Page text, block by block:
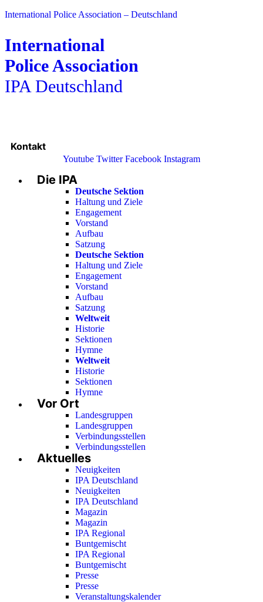
International Police Association – Deutschland
International
Police Association
IPA Deutschland
Kontakt
Youtube Twitter Facebook Instagram
Menu
Die IPA
Deutsche Sektion
Haltung und Ziele
Engagement
Vorstand
Aufbau
Satzung
Deutsche Sektion
Haltung und Ziele
Engagement
Vorstand
Aufbau
Satzung
Weltweit
Historie
Sektionen
Hymne
Weltweit
Historie
Sektionen
Hymne
Vor Ort
Landesgruppen
Landesgruppen
Verbindungsstellen
Verbindungsstellen
Aktuelles
Neuigkeiten
IPA Deutschland
Neuigkeiten
IPA Deutschland
Magazin
Magazin
IPA Regional
Buntgemischt
IPA Regional
Buntgemischt
Presse
Presse
Veranstaltungskalender